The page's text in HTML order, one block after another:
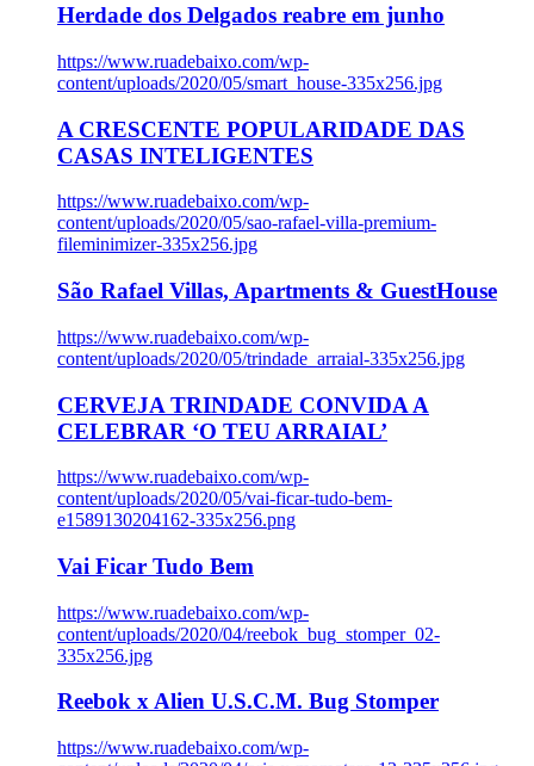
Herdade dos Delgados reabre em junho
https://www.ruadebaixo.com/wp-
content/uploads/2020/05/smart_house-335x256.jpg
A CRESCENTE POPULARIDADE DAS
CASAS INTELIGENTES
https://www.ruadebaixo.com/wp-
content/uploads/2020/05/sao-rafael-villa-premium-
fileminimizer-335x256.jpg
São Rafael Villas, Apartments & GuestHouse
https://www.ruadebaixo.com/wp-
content/uploads/2020/05/trindade_arraial-335x256.jpg
CERVEJA TRINDADE CONVIDA A
CELEBRAR ‘O TEU ARRAIAL’
https://www.ruadebaixo.com/wp-
content/uploads/2020/05/vai-ficar-tudo-bem-
e1589130204162-335x256.png
Vai Ficar Tudo Bem
https://www.ruadebaixo.com/wp-
content/uploads/2020/04/reebok_bug_stomper_02-
335x256.jpg
Reebok x Alien U.S.C.M. Bug Stomper
https://www.ruadebaixo.com/wp-